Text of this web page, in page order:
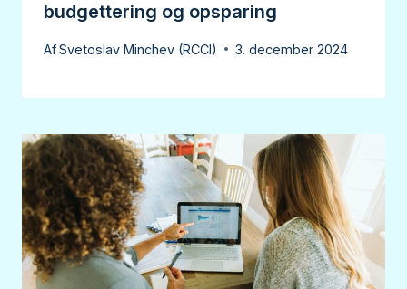
budgettering og opsparing
AfSvetoslav Minchev (RCCI) 3. december 2024